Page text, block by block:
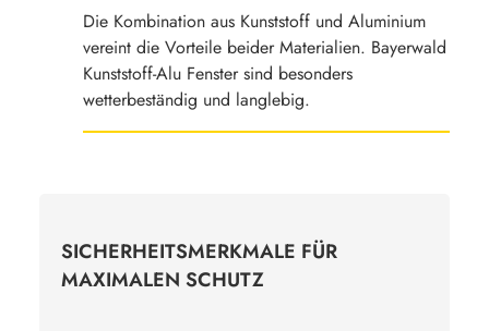
Die Kombination aus Kunststoff und Aluminium
vereint die Vorteile beider Materialien. Bayerwald
Kunststoff-Alu Fenster sind besonders
wetterbeständig und langlebig.
SICHERHEITSMERKMALE FÜR
MAXIMALEN SCHUTZ